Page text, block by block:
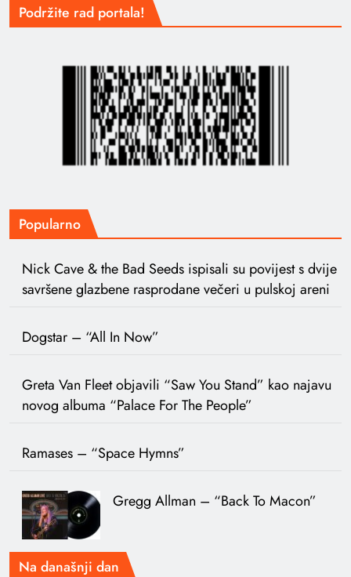
Podržite rad portala!
Popularno
Nick Cave & the Bad Seeds ispisali su povijest s dvije
savršene glazbene rasprodane večeri u pulskoj areni
Dogstar – “All In Now”
Greta Van Fleet objavili “Saw You Stand” kao najavu
novog albuma “Palace For The People”
Ramases – “Space Hymns”
Gregg Allman – “Back To Macon”
Na današnji dan